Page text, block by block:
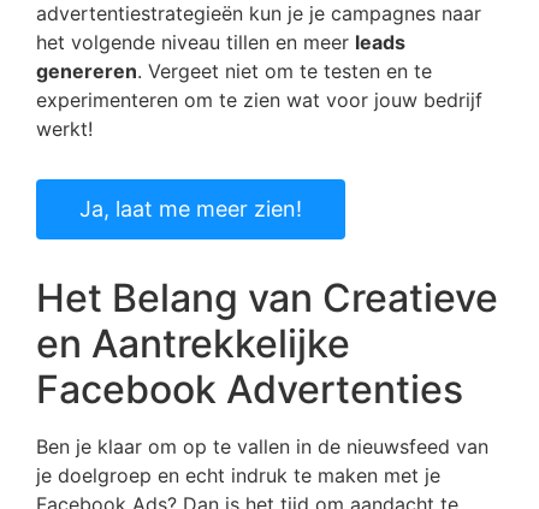
advertentiestrategieën kun je je campagnes naar
het volgende niveau tillen en meer leads
genereren. Vergeet niet om te testen en te
experimenteren om te zien wat voor jouw bedrijf
werkt!
Ja, laat me meer zien!
Het Belang van Creatieve
en Aantrekkelijke
Facebook Advertenties
Ben je klaar om op te vallen in de nieuwsfeed van
je doelgroep en echt indruk te maken met je